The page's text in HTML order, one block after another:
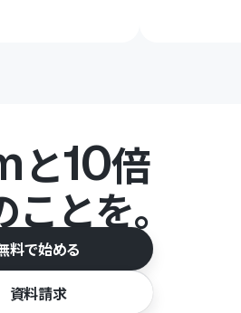
と10倍
とを。
料で始める
資料請求